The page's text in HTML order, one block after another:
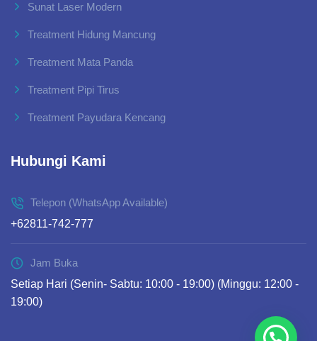
Sunat Laser Modern
Treatment Hidung Mancung
Treatment Mata Panda
Treatment Pipi Tirus
Treatment Payudara Kencang
Hubungi Kami
Telepon (WhatsApp Available)
+62811-742-777
Jam Buka
Setiap Hari (Senin- Sabtu: 10:00 - 19:00) (Minggu: 12:00 -
19:00)